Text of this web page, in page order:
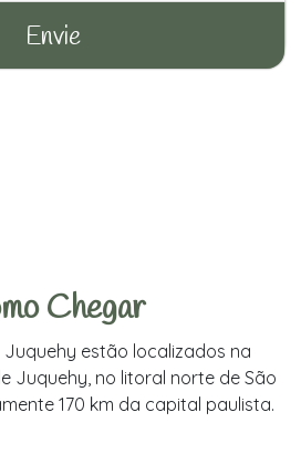
Chegar
Juquehy estão localizados na
Juquehy, no litoral norte de São
170 km da capital paulista.